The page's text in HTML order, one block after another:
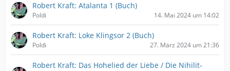
Robert Kraft: Atalanta 1 (Buch)
Poldi 14. Mai 2024 um 14:02
Robert Kraft: Loke Klingsor 2 (Buch)
Poldi 27. März 2024 um 21:36
Robert Kraft: Das Hohelied der Liebe / Die Nihilit-